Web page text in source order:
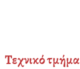
Τεχνικό τμήμα